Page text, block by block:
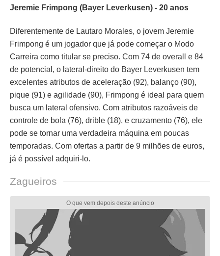
Jeremie Frimpong (Bayer Leverkusen) - 20 anos
Diferentemente de Lautaro Morales, o jovem Jeremie
Frimpong é um jogador que já pode começar o Modo
Carreira como titular se preciso. Com 74 de overall e 84
de potencial, o lateral-direito do Bayer Leverkusen tem
excelentes atributos de aceleração (92), balanço (90),
pique (91) e agilidade (90), Frimpong é ideal para quem
busca um lateral ofensivo. Com atributos razoáveis de
controle de bola (76), drible (18), e cruzamento (76), ele
pode se tornar uma verdadeira máquina em poucas
temporadas. Com ofertas a partir de 9 milhões de euros,
já é possível adquiri-lo.
Zagueiros